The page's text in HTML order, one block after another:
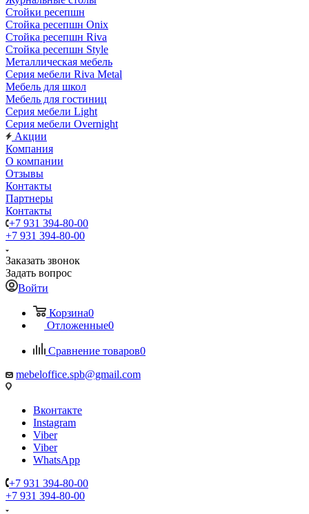
Стойки ресепшн
Стойка ресепшн Onix
Стойка ресепшн Riva
Стойка ресепшн Style
Металлическая мебель
Серия мебели Riva Metal
Мебель для школ
Мебель для гостиниц
Серия мебели Light
Серия мебели Overnight
Акции
Компания
О компании
Отзывы
Контакты
Партнеры
Контакты
+7 931 394-80-00
+7 931 394-80-00
Заказать звонок
Задать вопрос
Войти
Корзина0
Отложенные0
Сравнение товаров0
mebeloffice.spb@gmail.com
Вконтакте
Instagram
Viber
Viber
WhatsApp
+7 931 394-80-00
+7 931 394-80-00